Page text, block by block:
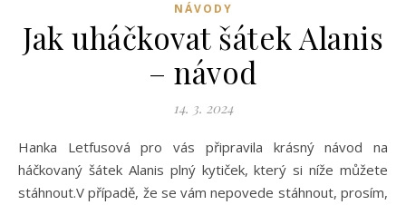
NÁVODY
Jak uháčkovat šátek Alanis
– návod
14. 3. 2024
Hanka Letfusová pro vás připravila krásný návod na
háčkovaný šátek Alanis plný kytiček, který si níže můžete
stáhnout.V případě, že se vám nepovede stáhnout, prosím,